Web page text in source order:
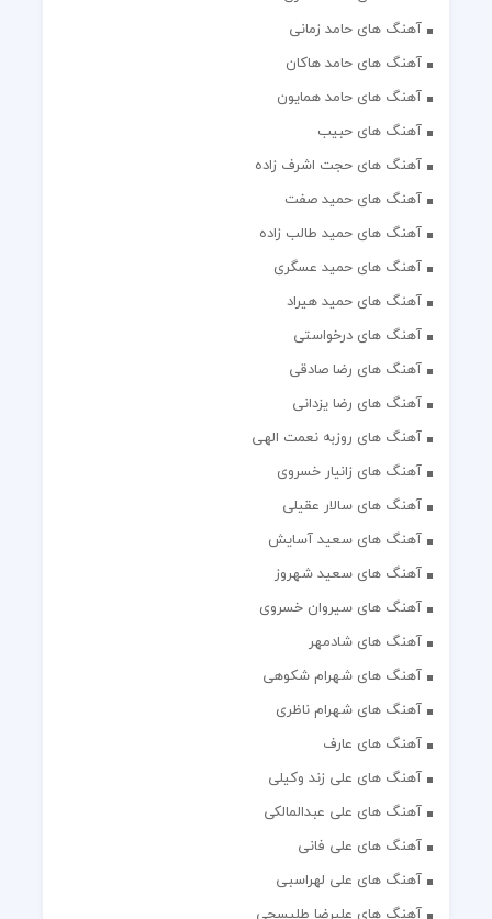
آهنگ های حامد هاکان
آهنگ های حامد همایون
آهنگ های حبیب
آهنگ های حجت اشرف زاده
آهنگ های حمید صفت
آهنگ های حمید طالب زاده
آهنگ های حمید عسگری
آهنگ های حمید هیراد
آهنگ های درخواستی
آهنگ های رضا صادقی
آهنگ های رضا یزدانی
آهنگ های روزبه نعمت الهی
آهنگ های زانیار خسروی
آهنگ های سالار عقیلی
آهنگ های سعید آسایش
آهنگ های سعید شهروز
آهنگ های سیروان خسروی
آهنگ های شادمهر
آهنگ های شهرام شکوهی
آهنگ های شهرام ناظری
آهنگ های عارف
آهنگ های علی زند وکیلی
آهنگ های علی عبدالمالکی
آهنگ های علی فانی
آهنگ های علی لهراسبی
آهنگ های علیرضا طلیسچی
آهنگ های علیرضا عصار